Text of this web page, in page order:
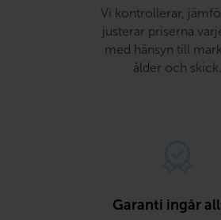
Vi kontrollerar,
justerar priserna
med hänsyn till
ålder och skick.
Garanti ingår